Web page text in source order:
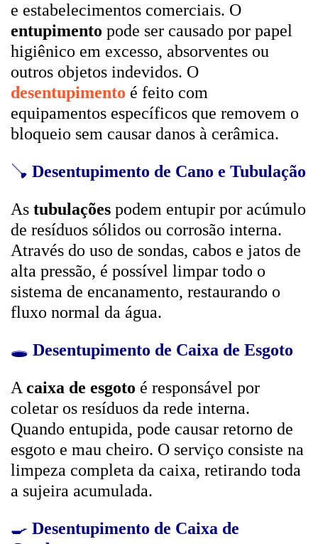
e estabelecimentos comerciais. O
entupimento pode ser causado por papel
higiênico em excesso, absorventes ou
outros objetos indevidos. O
desentupimento é feito com
equipamentos específicos que removem o
bloqueio sem causar danos à cerâmica.
🪠 Desentupimento de Cano e Tubulação
As tubulações podem entupir por acúmulo
de resíduos sólidos ou corrosão interna.
Através do uso de sondas, cabos e jatos de
alta pressão, é possível limpar todo o
sistema de encanamento, restaurando o
fluxo normal da água.
🕳️ Desentupimento de Caixa de Esgoto
A caixa de esgoto é responsável por
coletar os resíduos da rede interna.
Quando entupida, pode causar retorno de
esgoto e mau cheiro. O serviço consiste na
limpeza completa da caixa, retirando toda
a sujeira acumulada.
🍳 Desentupimento de Caixa de